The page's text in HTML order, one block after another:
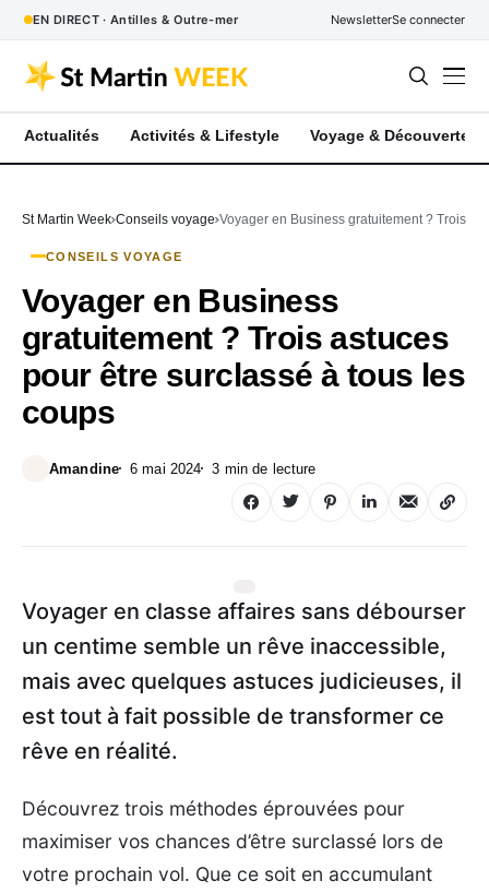
EN DIRECT · Antilles & Outre-mer NewsletterSe connecter
Actualités Activités & Lifestyle Voyage & Découverte
St Martin Week Conseils voyage Voyager en Business gratuitement ? Trois
CONSEILS VOYAGE
Voyager en Business
gratuitement ? Trois astuces
pour être surclassé à tous les
coups
Amandine 6 mai 2024 3 min de lecture
Voyager en classe affaires sans débourser
un centime semble un rêve inaccessible,
mais avec quelques astuces judicieuses, il
est tout à fait possible de transformer ce
rêve en réalité.
Découvrez trois méthodes éprouvées pour
maximiser vos chances d’être surclassé lors de
votre prochain vol. Que ce soit en accumulant